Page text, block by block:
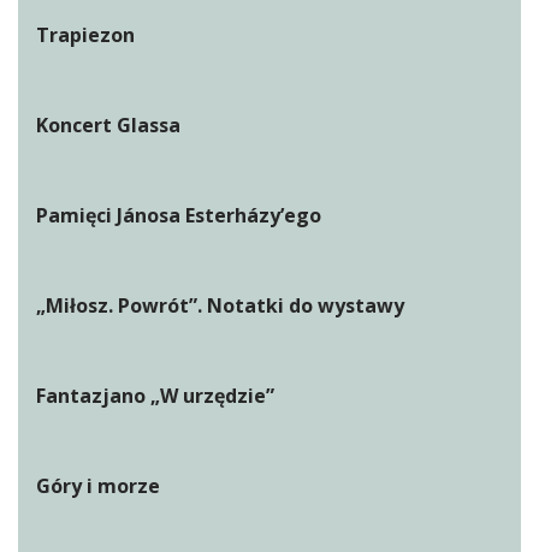
Trapiezon
Koncert Glassa
Pamięci Jánosa Esterházy’ego
„Miłosz. Powrót”. Notatki do wystawy
Fantazjano „W urzędzie”
Góry i morze